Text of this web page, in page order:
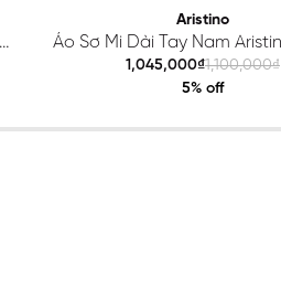
Aristino
Áo Sơ Mi Dài Tay Nam
ALS425S0H2
1,045,000₫1,100,000₫
5% off